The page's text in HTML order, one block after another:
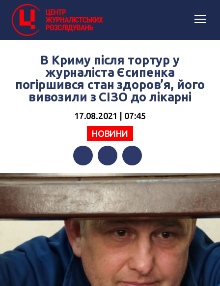
В Криму після тортур у
журналіста Єсипенка
погіршився стан здоров’я, його
вивозили з СІЗО до лікарні
17.08.2021 | 07:45
НОВИНИ
FacebookTwitterTelegram